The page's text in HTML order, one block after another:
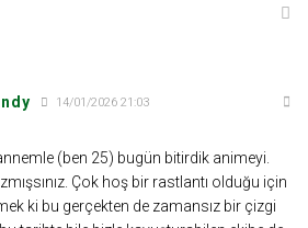
14/01/2026 21:03
(ben 25) bugün bitirdik animeyi.
Çok hoş bir rastlantı olduğu için
ki bu gerçekten de zamansız bir çizgi